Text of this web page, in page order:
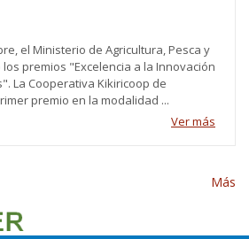
el Ministerio de Agricultura, Pesca y
premios "Excelencia a la Innovación
La Cooperativa Kikiricoop de
premio en la modalidad ...
Ver más
Más